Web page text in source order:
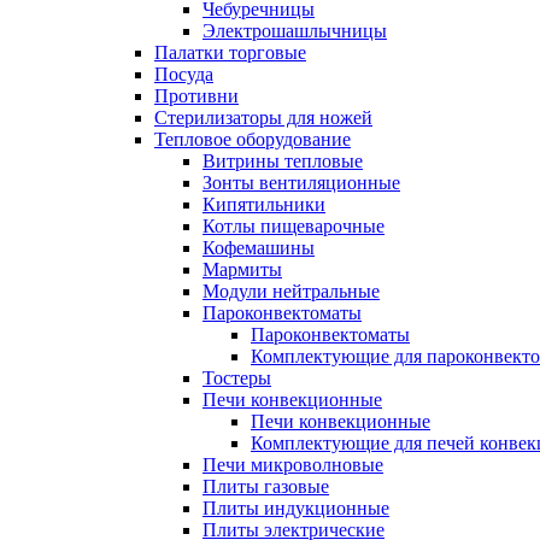
Чебуречницы
Электрошашлычницы
Палатки торговые
Посуда
Противни
Стерилизаторы для ножей
Тепловое оборудование
Витрины тепловые
Зонты вентиляционные
Кипятильники
Котлы пищеварочные
Кофемашины
Мармиты
Модули нейтральные
Пароконвектоматы
Пароконвектоматы
Комплектующие для
Тостеры
Печи конвекционные
Печи конвекционные
Комплектующие для печей
Печи микроволновые
Плиты газовые
Плиты индукционные
Плиты электрические